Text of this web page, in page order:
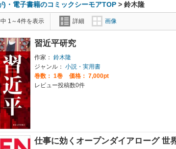
)・電子書籍のコミックシーモアTOP > 鈴木隆
1～4件を表示 詳細 画像
習近平研究
作家： 鈴木隆
ジャンル： 小説・実用書
巻数： 1巻
価格： 7,000pt
レビュー投稿数0件
仕事に効くオープンダイアローグ 世